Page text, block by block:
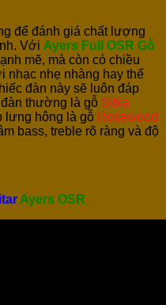
để đánh giá chất lượng
Với Ayers Full OSR Gỗ
mẽ, mà còn có chiều
nhạc nhẹ nhàng hay thể
đàn này sẽ luôn đáp
thường là gỗ Sitka
lưng hông là gỗ Rosewood
bass, treble rõ ràng và độ
Ayers OSR